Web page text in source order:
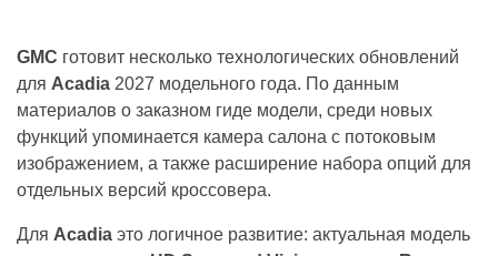
GMC готовит несколько технологических обновлений
для Acadia 2027 модельного года. По данным
материалов о заказном гиде модели, среди новых
функций упоминается камера салона с потоковым
изображением, а также расширение набора опций для
отдельных версий кроссовера.
Для Acadia это логичное развитие: актуальная модель